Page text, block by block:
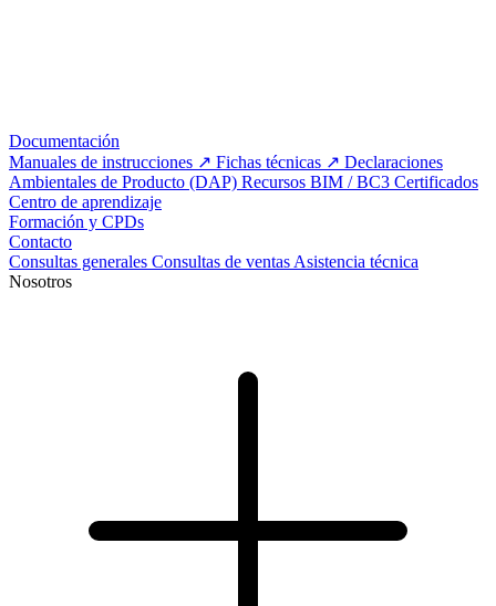
Documentación
Manuales de instrucciones
Fichas técnicas
Declaraciones
Ambientales de Producto (DAP) Recursos BIM / BC3 Certificados
Centro de aprendizaje
Formación y CPDs
Contacto
Consultas generales Consultas de ventas Asistencia técnica
Nosotros